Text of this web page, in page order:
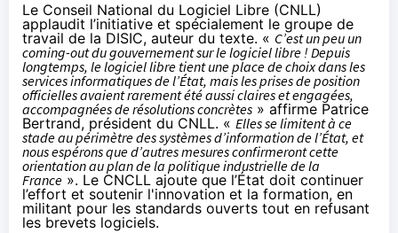
Le Conseil National du Logiciel Libre (CNLL)
applaudit l’initiative et spécialement le groupe de
travail de la DISIC, auteur du texte. « C’est un peu un
coming-out du gouvernement sur le logiciel libre ! Depuis
longtemps, le logiciel libre tient une place de choix dans les
services informatiques de l’État, mais les prises de position
officielles avaient rarement été aussi claires et engagées,
accompagnées de résolutions concrètes » affirme Patrice
Bertrand, président du CNLL. « Elles se limitent à ce
stade au périmètre des systèmes d’information de l’État, et
nous espérons que d’autres mesures confirmeront cette
orientation au plan de la politique industrielle de la
France ». Le CNCLL ajoute que l’État doit continuer
l’effort et soutenir l'innovation et la formation, en
militant pour les standards ouverts tout en refusant
les brevets logiciels.